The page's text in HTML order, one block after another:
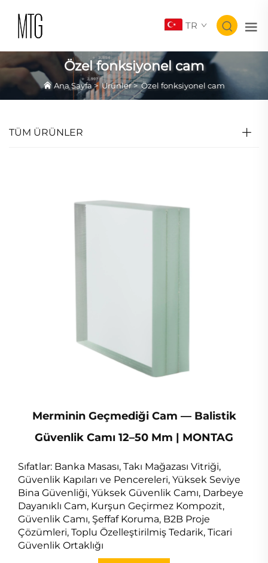
TR
Özel fonksiyonel cam
Ana Sayfa>Ürünler>Özel fonksiyonel cam
TÜM ÜRÜNLER
Merminin Geçmediği Cam — Balistik
Güvenlik Camı 12–50 Mm | MONTAG
Sıfatlar: Banka Masası, Takı Mağazası Vitriği,
Güvenlik Kapıları ve Pencereleri, Yüksek Seviye
Bina Güvenliği, Yüksek Güvenlik Camı, Darbeye
Dayanıklı Cam, Kurşun Geçirmez Kompozit,
Güvenlik Camı, Şeffaf Koruma, B2B Proje
Çözümleri, Toplu Özelleştirilmiş Tedarik, Ticari
Güvenlik Ortaklığı